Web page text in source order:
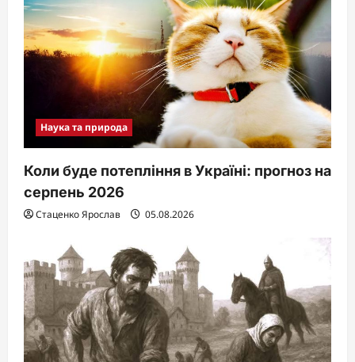
Наука та природа
Коли буде потепління в Україні: прогноз на
серпень 2026
Стаценко Ярослав 05.08.2026